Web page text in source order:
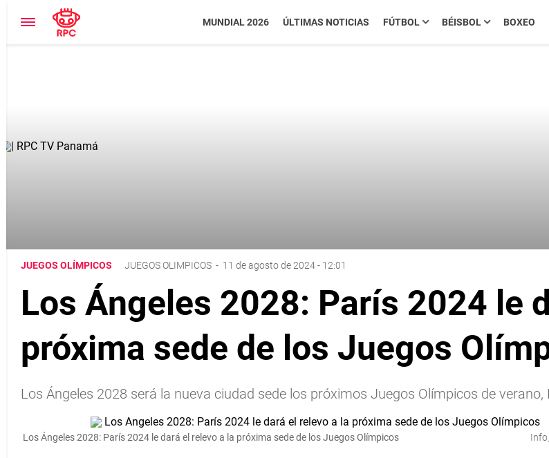
MUNDIAL 2026 ÚLTIMAS NOTICIAS FÚTBOL BÉISBOL BOXEO
JUEGOS OLÍMPICOS JUEGOS OLIMPICOS - 11 de agosto de 2024 - 12:01
Los Ángeles 2028: París 2024 le
próxima sede de los Juegos
Los Ángeles 2028 será la nueva ciudad sede los próximos Juegos Olímpicos de
Los Ángeles 2028: París 2024 le dará el relevo a la próxima sede de los Juegos Olímpicos